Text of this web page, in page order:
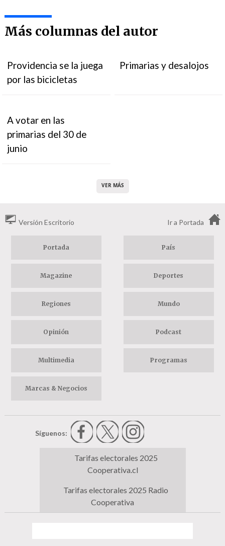
Más columnas del autor
Providencia se la juega
por las bicicletas
Primarias y desalojos
A votar en las
primarias del 30 de
junio
VER MÁS
Versión Escritorio Ir a Portada
Portada País
Magazine Deportes
Regiones Mundo
Opinión Podcast
Multimedia Programas
Marcas & Negocios
Síguenos:
Tarifas electorales 2025
Cooperativa.cl
Tarifas electorales 2025 Radio
Cooperativa